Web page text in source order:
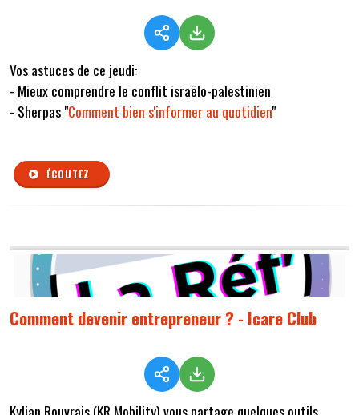
Vos astuces de ce jeudi:
- Mieux comprendre le conflit israëlo-palestinien
- Sherpas "Comment bien s'informer au quotidien"
ÉCOUTEZ
Comment devenir entrepreneur ? - Icare Club